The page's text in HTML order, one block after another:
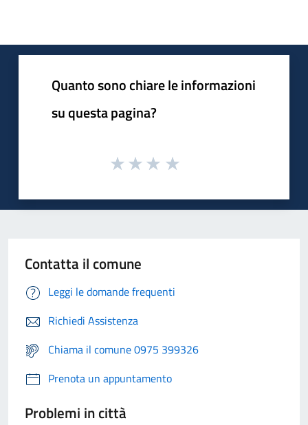
Quanto sono chiare le informazioni
su questa pagina?
Contatta il comune
Leggi le domande frequenti
Richiedi Assistenza
Chiama il comune 0975 399326
Prenota un appuntamento
Problemi in città